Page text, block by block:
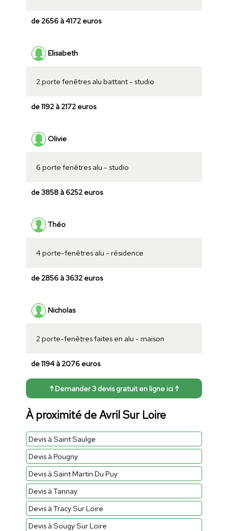
de 2656 à 4172 euros
Elisabeth
2 porte fenêtres alu battant - studio
de 1192 à 2172 euros
Olivie
6 porte fenêtres alu - studio
de 3858 à 6252 euros
Théo
4 porte-fenêtres alu - résidence
de 2856 à 3632 euros
Nicholas
2 porte-fenêtres faites en alu - maison
de 1194 à 2076 euros
↑ Demander 3 devis gratuit en ligne ici ↑
À proximité de Avril Sur Loire
Devis à Saint Saulge
Devis à Pougny
Devis à Saint Martin Du Puy
Devis à Tannay
Devis à Tracy Sur Loire
Devis à Sougy Sur Loire